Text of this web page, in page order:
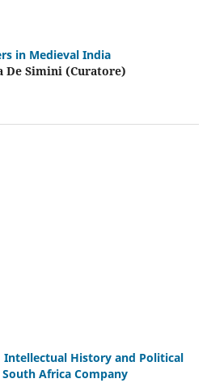
in Medieval India
De Simini (Curatore)
Intellectual History and Political
Africa Company